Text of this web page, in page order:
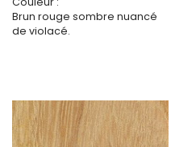
Brun rouge sombre nuancé
de violacé.